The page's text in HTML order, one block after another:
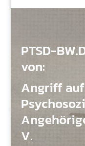
PTSD-
von:
Angriff
V.